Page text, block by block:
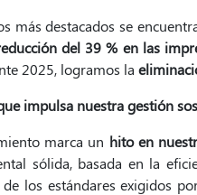
más destacados se
del 39 % en las
2025, logramos la
impulsa nuestra gestión
marca un hito en
sólida, basada en la
los estándares exigidos